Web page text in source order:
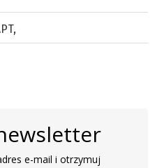
,
e-mail i otrzymuj